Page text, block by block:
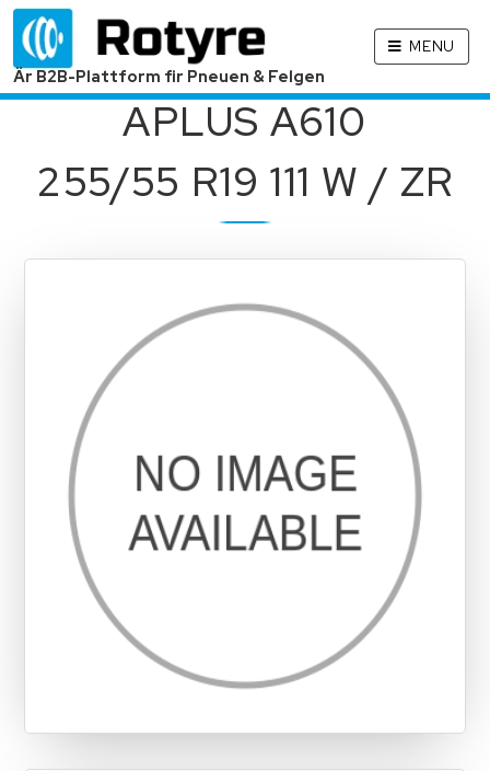
Är B2B-Plattform fir Pneuen & Felgen
MENU
APLUS A610
255/55 R19 111 W / ZR